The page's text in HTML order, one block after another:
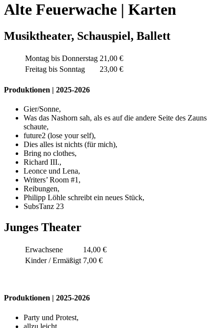
Alte Feuerwache | Karten
Musiktheater, Schauspiel, Ballett
Montag bis Donnerstag 21,00 €
Freitag bis Sonntag
23,00 €
Produktionen | 2025-2026
Gier/Sonne,
Was das Nashorn sah, als es auf die andere Seite des Zauns
schaute,
future2 (lose your self),
Dies alles ist nichts (für mich),
Bring no clothes,
Richard III.,
Leonce und Lena,
Writers’ Room #1,
Reibungen,
Philipp Löhle schreibt ein neues Stück,
SubsTanz 23
Junges Theater
Erwachsene
14,00 €
Kinder / Ermäßigt 7,00 €
Produktionen | 2025-2026
Party und Protest,
allzu leicht,